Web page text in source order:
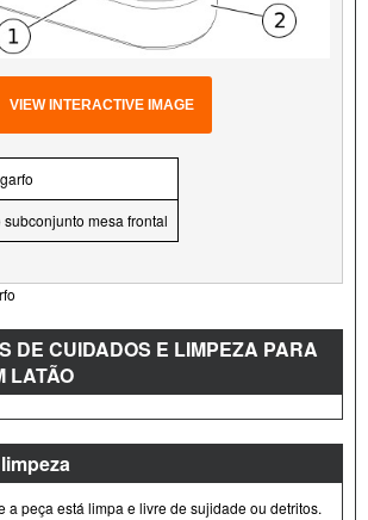
VIEW INTERACTIVE IMAGE
mesa frontal
DE CUIDADOS E LIMPEZA PARA
LATÃO
a peça está limpa e livre de sujidade ou detritos.